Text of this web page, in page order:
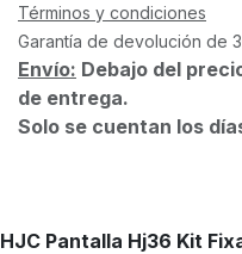
Términos y condiciones
Garantía de devolución de
Envío: Debajo del
de entrega.
Solo se cuentan los
HJC Pantalla Hj36 Kit